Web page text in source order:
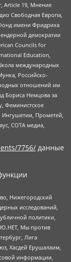
Article 19, Мнение
Свободная Европа,
имени Фридриха
демократии
Councils for
Education,
международных
Российско-
отношений им
Бориса Немцова за
Феминистское
Ингушетии, Прометей,
СОТА медиа,
7756/ данные
Нижегородский
исследований,
политики,
Мы против
Лига
Хасдей Ерушалаим,
информации,